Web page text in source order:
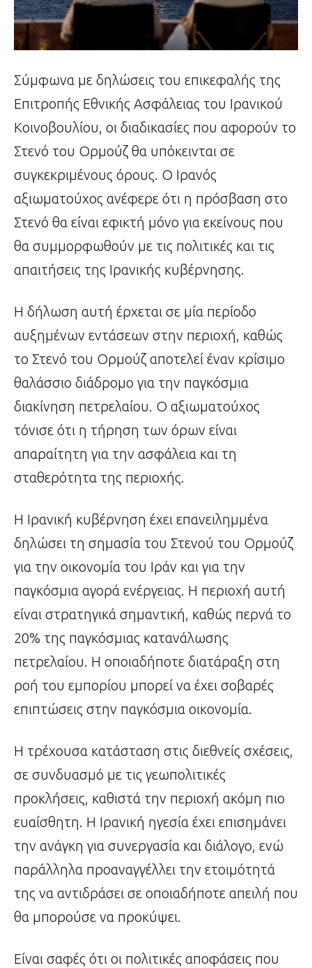
Σύμφωνα με δηλώσεις του επικεφαλής της
Επιτροπής Εθνικής Ασφάλειας του Ιρανικού
Κοινοβουλίου, οι διαδικασίες που αφορούν το
Στενό του Ορμούζ θα υπόκεινται σε
συγκεκριμένους όρους. Ο Ιρανός
αξιωματούχος ανέφερε ότι η πρόσβαση στο
Στενό θα είναι εφικτή μόνο για εκείνους που
θα συμμορφωθούν με τις πολιτικές και τις
απαιτήσεις της Ιρανικής κυβέρνησης.
Η δήλωση αυτή έρχεται σε μία περίοδο
αυξημένων εντάσεων στην περιοχή, καθώς
το Στενό του Ορμούζ αποτελεί έναν κρίσιμο
θαλάσσιο διάδρομο για την παγκόσμια
διακίνηση πετρελαίου. Ο αξιωματούχος
τόνισε ότι η τήρηση των όρων είναι
απαραίτητη για την ασφάλεια και τη
σταθερότητα της περιοχής.
Η Ιρανική κυβέρνηση έχει επανειλημμένα
δηλώσει τη σημασία του Στενού του Ορμούζ
για την οικονομία του Ιράν και για την
παγκόσμια αγορά ενέργειας. Η περιοχή αυτή
είναι στρατηγικά σημαντική, καθώς περνά το
20% της παγκόσμιας κατανάλωσης
πετρελαίου. Η οποιαδήποτε διατάραξη στη
ροή του εμπορίου μπορεί να έχει σοβαρές
επιπτώσεις στην παγκόσμια οικονομία.
Η τρέχουσα κατάσταση στις διεθνείς σχέσεις,
σε συνδυασμό με τις γεωπολιτικές
προκλήσεις, καθιστά την περιοχή ακόμη πιο
ευαίσθητη. Η Ιρανική ηγεσία έχει επισημάνει
την ανάγκη για συνεργασία και διάλογο, ενώ
παράλληλα προαναγγέλλει την ετοιμότητά
της να αντιδράσει σε οποιαδήποτε απειλή που
θα μπορούσε να προκύψει.
Είναι σαφές ότι οι πολιτικές αποφάσεις που